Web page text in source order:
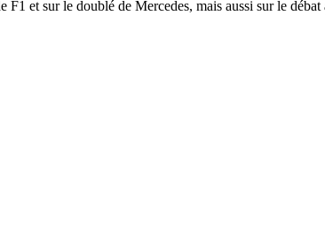
et sur le doublé de Mercedes, mais aussi sur le débat